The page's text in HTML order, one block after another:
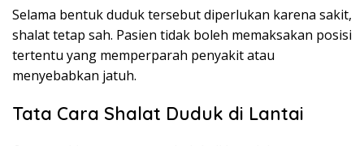
Selama bentuk duduk tersebut diperlukan karena sakit,
shalat tetap sah. Pasien tidak boleh memaksakan posisi
tertentu yang memperparah penyakit atau
menyebabkan jatuh.
Tata Cara Shalat Duduk di Lantai